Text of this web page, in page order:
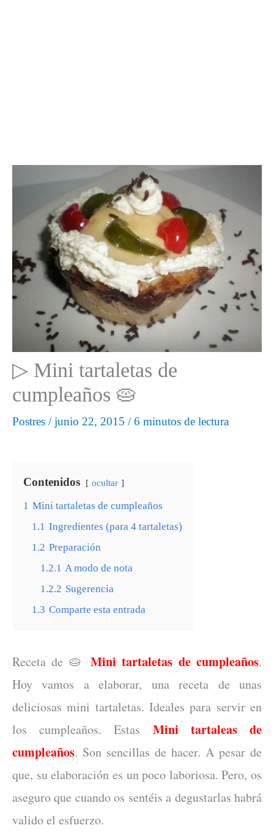
▷ Mini tartaletas de
cumpleaños 🥧
Postres /junio 22, 2015 /6 minutos de lectura
Contenidos ocultar
1 Mini tartaletas de cumpleaños
1.1 Ingredientes (para 4 tartaletas)
1.2 Preparación
1.2.1 A modo de nota
1.2.2 Sugerencia
1.3 Comparte esta entrada
Receta de 🥧Mini tartaletas de cumpleaños.
Hoy vamos a elaborar, una receta de unas
deliciosas mini tartaletas. Ideales para servir en
los cumpleaños.Estas Mini tartaleas de
cumpleaños. Son sencillas de hacer. A pesar de
que, su elaboración es un poco laboriosa. Pero, os
aseguro que cuando os sentéis a degustarlas habrá
valido el esfuerzo.